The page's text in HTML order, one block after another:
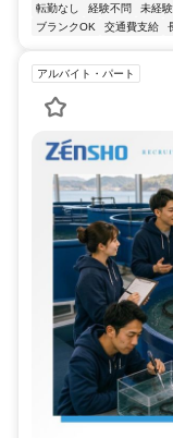
転勤なし
経験不問 未経
ブランクOK
交通費支給
アルバイト・パート